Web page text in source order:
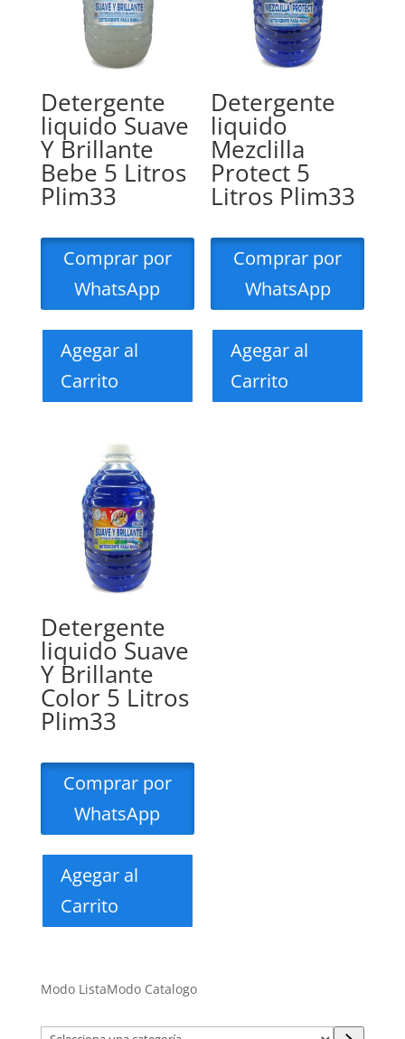
Detergente
liquido Suave
Y Brillante
Bebe 5 Litros
Plim33
Comprar por
WhatsApp
Agegar al
Carrito
Detergente
liquido
Mezclilla
Protect 5
Litros Plim33
Comprar por
WhatsApp
Agegar al
Carrito
Detergente
liquido Suave
Y Brillante
Color 5 Litros
Plim33
Comprar por
WhatsApp
Agegar al
Carrito
Modo ListaModo Catalogo